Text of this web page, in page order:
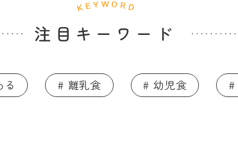
注目キーワード
# 離乳食 # 幼児食